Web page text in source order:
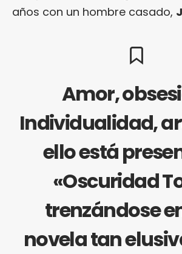
años con un hombre casado,
Amor,
Individualidad,
ello está
«Oscuridad
trenzándose
novela tan